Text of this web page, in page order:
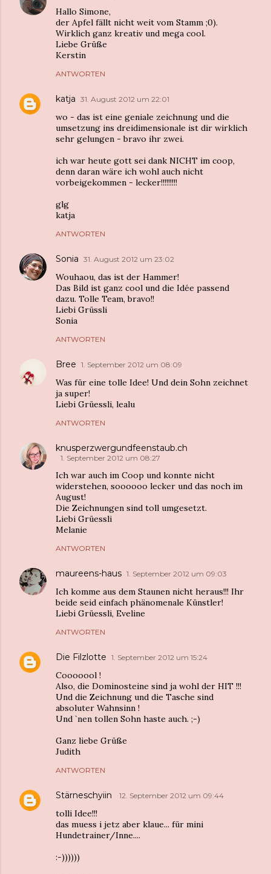
Hallo Simone,
der Apfel fällt nicht weit vom Stamm ;0).
Wirklich ganz kreativ und mega cool.
Liebe Grüße
Kerstin
ANTWORTEN
katja 31. August 2012 um 22:01
wo - das ist eine geniale zeichnung und die
umsetzung ins dreidimensionale ist dir wirklich
sehr gelungen - bravo ihr zwei.
ich war heute gott sei dank NICHT im coop,
denn daran wäre ich wohl auch nicht
vorbeigekommen - lecker!!!!!!!!!
glg
katja
ANTWORTEN
Sonia 31. August 2012 um 23:02
Wouhaou, das ist der Hammer!
Das Bild ist ganz cool und die Idée passend
dazu. Tolle Team, bravo!!
Liebi Grüssli
Sonia
ANTWORTEN
Bree 1. September 2012 um 08:09
Was für eine tolle Idee! Und dein Sohn zeichnet
ja super!
Liebi Grüessli, lealu
ANTWORTEN
knusperzwergundfeenstaub.ch
1. September 2012 um 08:27
Ich war auch im Coop und konnte nicht
widerstehen, soooooo lecker und das noch im
August!
Die Zeichnungen sind toll umgesetzt.
Liebi Grüessli
Melanie
ANTWORTEN
maureens-haus 1. September 2012 um 09:03
Ich komme aus dem Staunen nicht heraus!!! Ihr
beide seid einfach phänomenale Künstler!
Liebi Grüessli, Eveline
ANTWORTEN
Die Filzlotte 1. September 2012 um 15:24
Cooooool !
Also, die Dominosteine sind ja wohl der HIT !!!
Und die Zeichnung und die Tasche sind
absoluter Wahnsinn !
Und `nen tollen Sohn haste auch. ;-)
Ganz liebe Grüße
Judith
ANTWORTEN
Stärneschyiin 12. September 2012 um 09:44
tolli Idee!!!
das muess i jetz aber klaue... für mini
Hundetrainer/Inne....
:-))))))